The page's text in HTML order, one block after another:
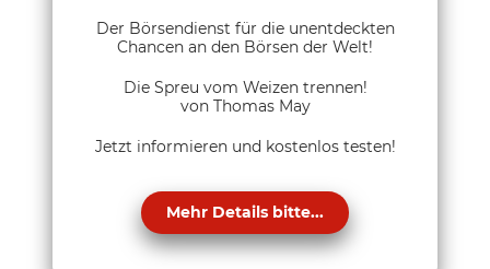
Der Börsendienst für die unentdeckten
Chancen an den Börsen der Welt!
Die Spreu vom Weizen trennen!
von Thomas May
Jetzt informieren und kostenlos testen!
Mehr Details bitte...